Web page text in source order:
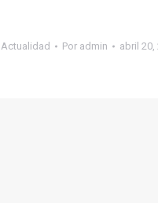
Actualidad Por admin abril 20,